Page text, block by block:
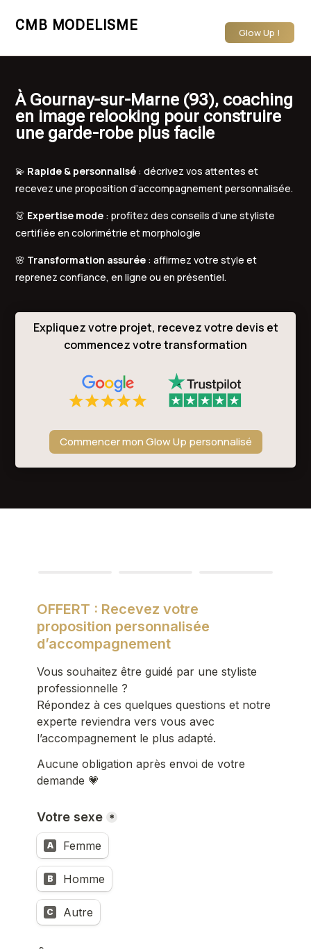
CMB MODELISME Glow Up !
À Gournay-sur-Marne (93), coaching
en image relooking pour construire
une garde-robe plus facile
💫 Rapide & personnalisé : décrivez vos attentes et
recevez une proposition d’accompagnement personnalisée.
👗 Expertise mode : profitez des conseils d’une styliste
certifiée en colorimétrie et morphologie
🌸 Transformation assurée : affirmez votre style et
reprenez confiance, en ligne ou en présentiel.
Expliquez votre projet, recevez votre devis et
commencez votre transformation
Commencer mon Glow Up personnalisé